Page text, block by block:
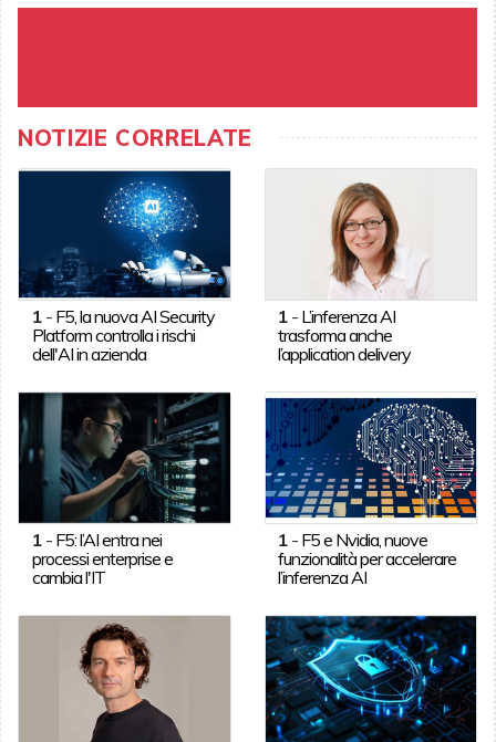
NOTIZIE CORRELATE
1- F5, la nuova AI Security
Platform controlla i rischi
dell'AI in azienda
1 - L’inferenza AI
trasforma anche
l’application delivery
1- F5: l’AI entra nei
processi enterprise e
cambia l'IT
1 - F5 e Nvidia, nuove
funzionalità per accelerare
l’inferenza AI